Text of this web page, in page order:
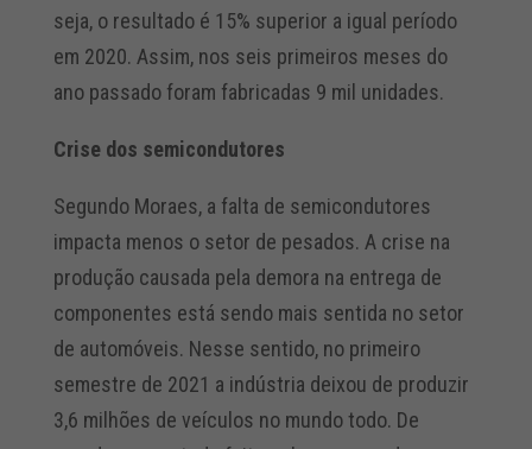
seja, o resultado é 15% superior a igual período
em 2020. Assim, nos seis primeiros meses do
ano passado foram fabricadas 9 mil unidades.
Crise dos semicondutores
Segundo Moraes, a falta de semicondutores
impacta menos o setor de pesados. A crise na
produção causada pela demora na entrega de
componentes está sendo mais sentida no setor
de automóveis. Nesse sentido, no primeiro
semestre de 2021 a indústria deixou de produzir
3,6 milhões de veículos no mundo todo. De